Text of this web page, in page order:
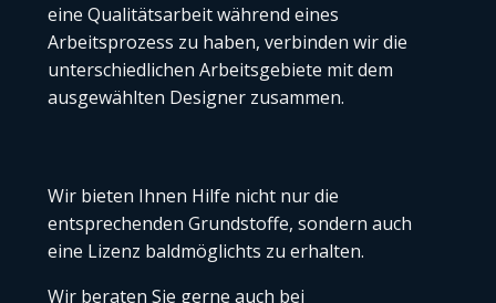
eine Qualitätsarbeit während eines
Arbeitsprozess zu haben, verbinden wir die
unterschiedlichen Arbeitsgebiete mit dem
ausgewählten Designer zusammen.
Wir bieten Ihnen Hilfe nicht nur die
entsprechenden Grundstoffe, sondern auch
eine Lizenz baldmöglichts zu erhalten.
Wir beraten Sie gerne auch bei